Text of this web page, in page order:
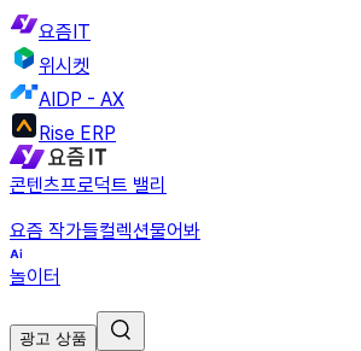
요즘IT
위시켓
AIDP - AX
Rise ERP
콘텐츠프로덕트 밸리
요즘 작가들컬렉션물어봐
놀이터
광고 상품